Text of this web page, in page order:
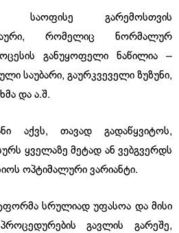
გარემოსთვის
რომელიც ნორმალურ
განუყოფელი ნაწილია –
საუბარი, გაურკვეველი ზუზუნი,
და ა.შ.
აქვს, თავად გადაწყვიტოს,
ყველაზე მეტად ან ვებგვერდს
ოპტიმალური ვარიანტი.
სრულიად უფასოა და მისი
გავლის გარეშე,